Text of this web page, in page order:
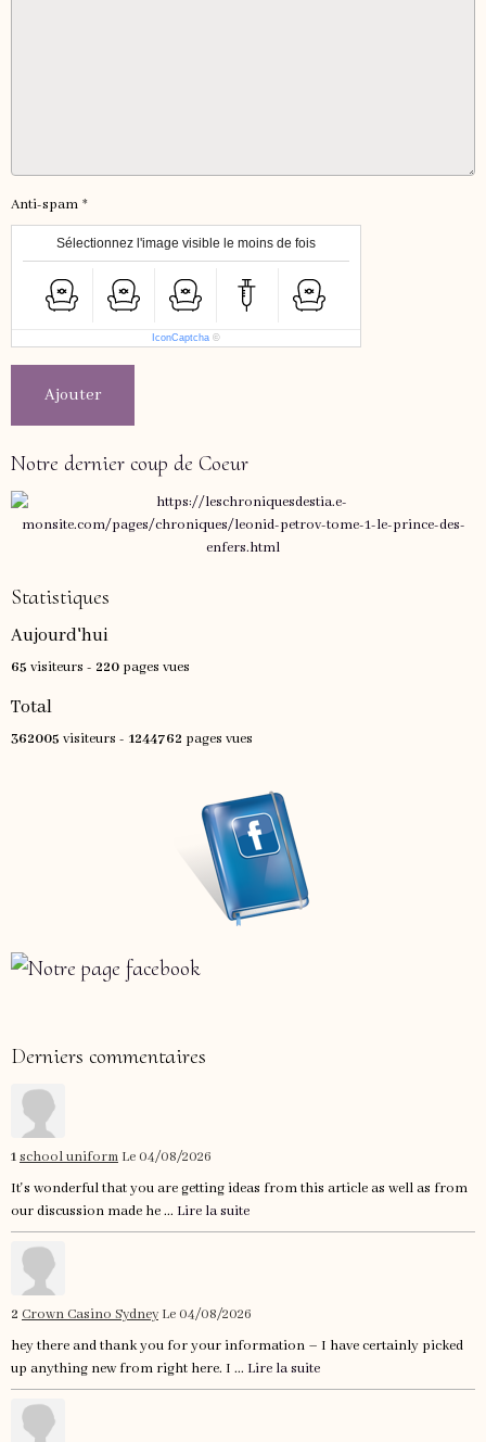
Anti-spam
Sélectionnez l'image visible le moins de fois
IconCaptcha ©
Ajouter
Notre dernier coup de Coeur
Statistiques
Aujourd'hui
65 visiteurs - 220 pages vues
Total
362005 visiteurs - 1244762 pages vues
Derniers commentaires
1school uniform Le 04/08/2026
It's wonderful that you are getting ideas from this article as well as from
our discussion made he ... Lire la suite
2 Crown Casino Sydney Le 04/08/2026
hey there and thank you for your information – I have certainly picked
up anything new from right here. I ... Lire la suite